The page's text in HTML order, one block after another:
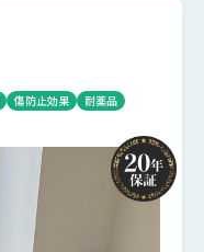
傷防止効果
耐薬品